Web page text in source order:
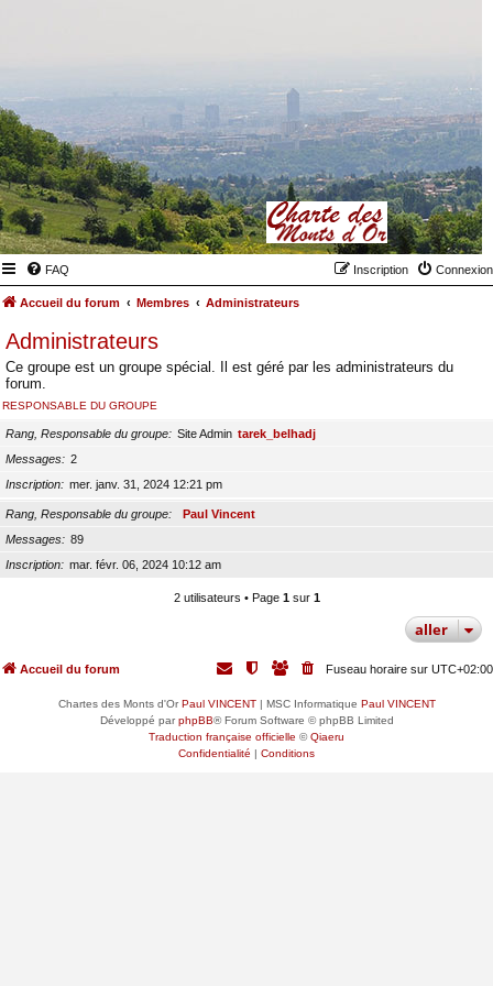
FAQ Connexion
Inscription
Accueil du forum Membres Administrateurs
Administrateurs
Ce groupe est un groupe spécial. Il est géré par les administrateurs du
forum.
RESPONSABLE DU GROUPE
Rang, Responsable du groupe Site Admin tarek_belhadj
Messages
2
Inscription
mer. janv. 31, 2024 12:21 pm
Rang, Responsable du groupe
Paul Vincent
Messages
89
Inscription
mar. févr. 06, 2024 10:12 am
2 utilisateurs • Page 1sur 1
aller
Accueil du forum Fuseau horaire sur UTC+02:00
Chartes des Monts d'OrPaul VINCENT| MSC Informatique Paul VINCENT
Développé parphpBB® Forum Software © phpBB Limited
Traduction française officielle ©Qiaeru
Confidentialité | Conditions